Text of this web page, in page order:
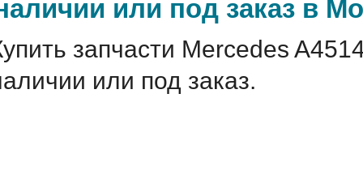
или под заказ в
запчасти Mercedes
или под заказ.